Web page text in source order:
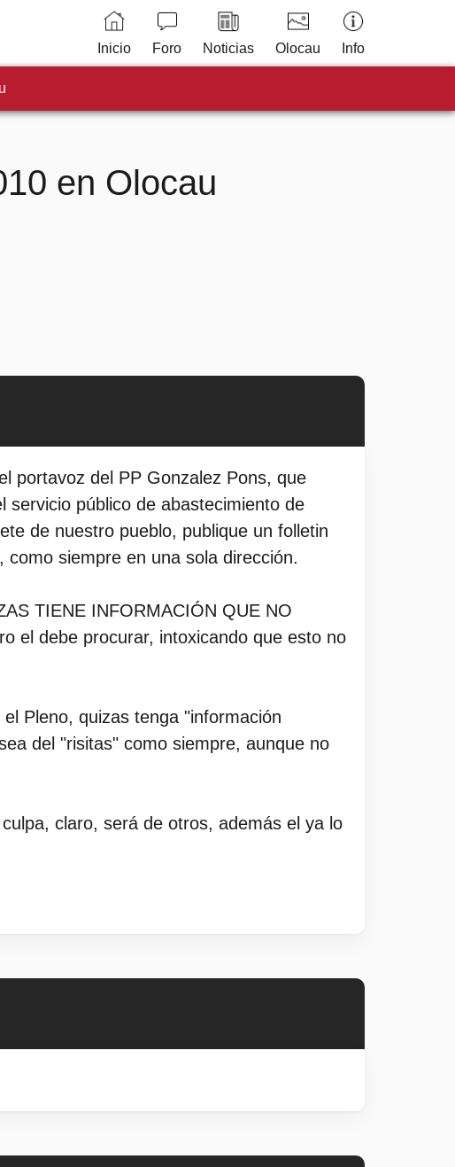
Inicio Foro Noticias Olocau Info
en Olocau
portavoz del PP Gonzalez Pons, que
servicio público de abastecimiento de
de nuestro pueblo, publique un folletin
siempre en una sola dirección.
TIENE INFORMACIÓN QUE NO
el debe procurar, intoxicando que esto no
Pleno, quizas tenga "información
del "risitas" como siempre, aunque no
claro, será de otros, además el ya lo